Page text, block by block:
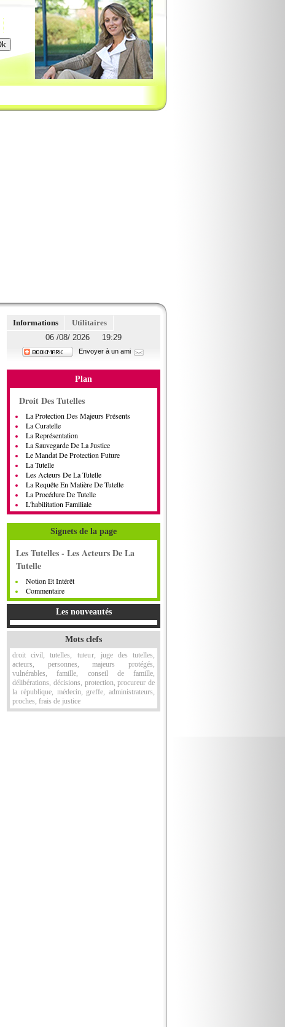
Informations
Utilitaires
06 /08/ 2026 19:29
Envoyer à un ami
Plan
Droit Des Tutelles
La Protection Des Majeurs Présents
La Curatelle
La Représentation
La Sauvegarde De La Justice
Le Mandat De Protection Future
La Tutelle
Les Acteurs De La Tutelle
La Requête En Matière De Tutelle
La Procédure De Tutelle
L'habilitation Familiale
Signets de la page
Les Tutelles - Les Acteurs De La
Tutelle
Notion Et Intérêt
Commentaire
Les nouveautés
Mots clefs
droit civil, tutelles, tuteur, juge des tutelles,
acteurs, personnes, majeurs protégés,
vulnérables, famille, conseil de famille,
délibérations, décisions, protection, procureur de
la république, médecin, greffe, administrateurs,
proches, frais de justice